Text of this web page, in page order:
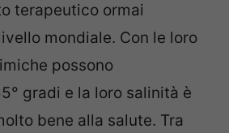
terapeutico ormai
mondiale. Con le loro
possono
gradi e la loro salinità è
bene alla salute. Tra